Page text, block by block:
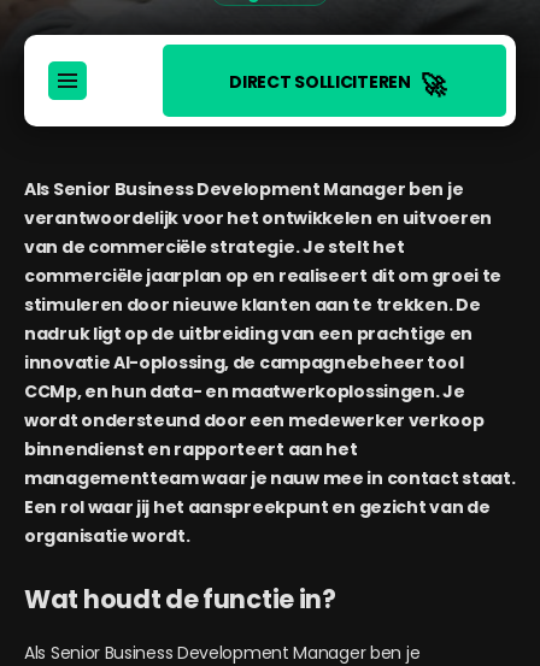
DIRECT SOLLICITEREN 🚀
Als Senior Business Development Manager ben je
verantwoordelijk voor het ontwikkelen en uitvoeren
van de commerciële strategie. Je stelt het
commerciële jaarplan op en realiseert dit om groei te
stimuleren door nieuwe klanten aan te trekken. De
nadruk ligt op de uitbreiding van een prachtige en
innovatie AI-oplossing, de campagnebeheer tool
CCMp, en hun data- en maatwerkoplossingen. Je
wordt ondersteund door een medewerker verkoop
binnendienst en rapporteert aan het
managementteam waar je nauw mee in contact staat.
Een rol waar jij het aanspreekpunt en gezicht van de
organisatie wordt.
Wat houdt de functie in?
Als Senior Business Development Manager ben je